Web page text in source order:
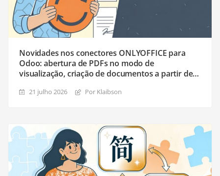
Novidades nos conectores ONLYOFFICE para
Odoo: abertura de PDFs no modo de
visualização, criação de documentos a partir de
aprimorado
21 julho 2026 Por Klaibson